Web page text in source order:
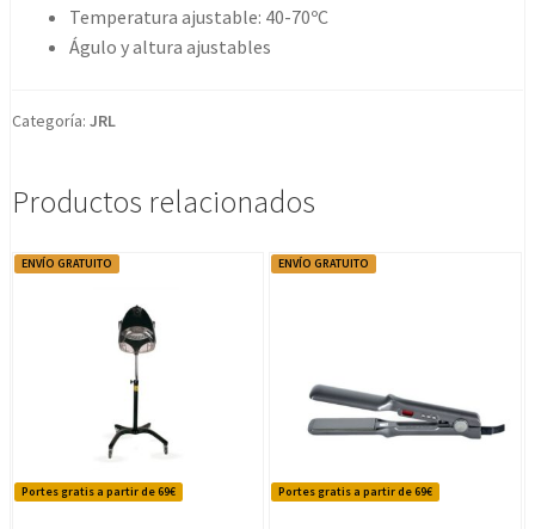
Temperatura ajustable: 40-70ºC
Águlo y altura ajustables
Categoría: JRL
Productos relacionados
Portes gratis a partir de 69€
ENVÍO GRATUITO
Portes gratis a partir de 69€
ENVÍO GRATUITO